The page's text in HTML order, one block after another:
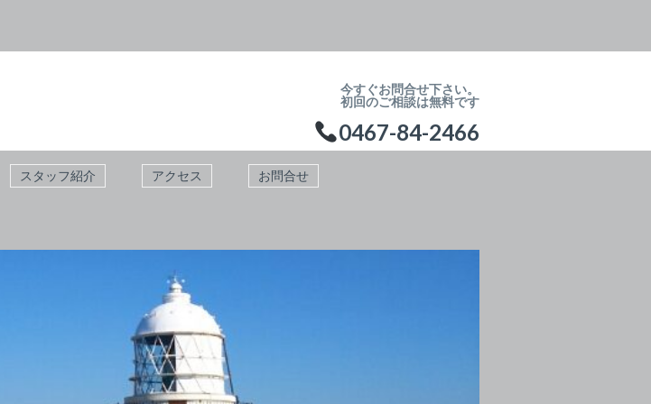
今すぐお問合せ下さい。
初回のご相談は無料です
0467-84-2466
スタッフ紹介 アクセス お問合せ